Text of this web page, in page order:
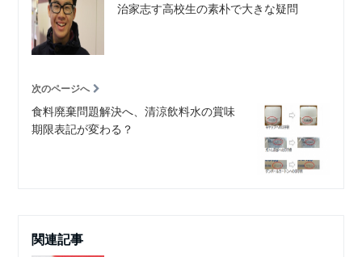
治家志す高校生の素朴で大きな疑問
次のページへ
食料廃棄問題解決へ、清涼飲料水の賞味
期限表記が変わる？
関連記事